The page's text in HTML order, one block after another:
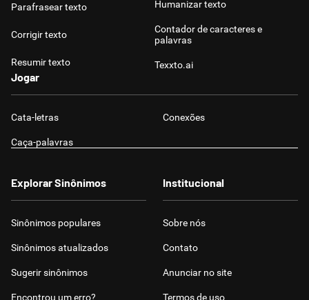
Parafrasear texto
Corrigir texto
Resumir texto
Humanizar texto
Contador de caracteres e
palavras
Texxto.ai
Jogar
Cata-letras Conexões
Caça-palavras
Explorar Sinônimos
Sinônimos populares
Sinônimos atualizados
Sugerir sinônimos
Encontrou um erro?
Institucional
Sobre nós
Contato
Anunciar no site
Termos de uso